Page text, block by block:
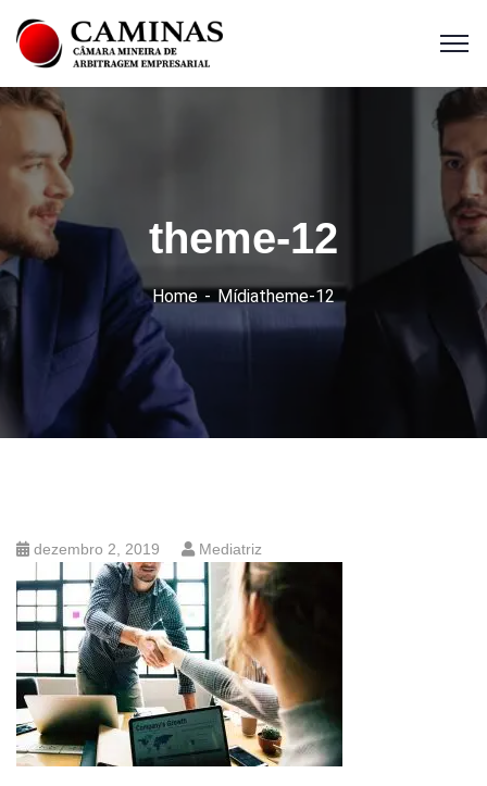
theme-12
Home Mídiatheme-12
dezembro 2, 2019 Mediatriz